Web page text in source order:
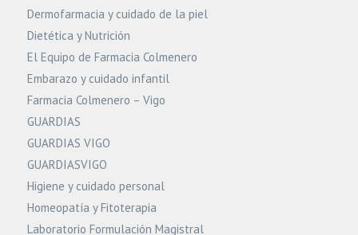
Dermofarmacia y cuidado de la piel
Dietética y Nutrición
El Equipo de Farmacia Colmenero
Embarazo y cuidado infantil
Farmacia Colmenero – Vigo
GUARDIAS
GUARDIAS VIGO
GUARDIASVIGO
Higiene y cuidado personal
Homeopatía y Fitoterapia
Laboratorio Formulación Magistral